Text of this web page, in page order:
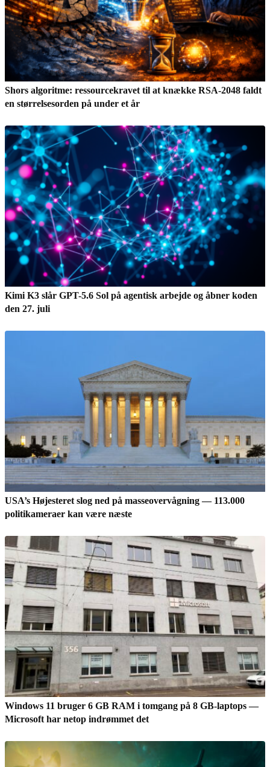
Shors algoritme: ressourcekravet til at knække RSA-2048 faldt
en størrelsesorden på under et år
Kimi K3 slår GPT-5.6 Sol på agentisk arbejde og åbner koden
den 27. juli
USA’s Højesteret slog ned på masseovervågning — 113.000
politikameraer kan være næste
Windows 11 bruger 6 GB RAM i tomgang på 8 GB-laptops —
Microsoft har netop indrømmet det